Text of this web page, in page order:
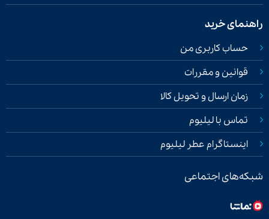
راهنمای خرید
حساب کاربری من
قوانین و مقررات
زمان ارسال و تحویل کالا
تماس با لیلیوم
اینستاگرام عطر لیلیوم
شبکه‌های اجتماعی